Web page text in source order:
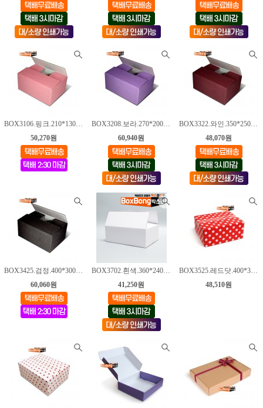
BOX3106.핑크.210*130*70mm [150매]
50,270원
BOX3208.보라.270*200*130mm [100매]
60,940원
BOX3322.와인.350*250*180mm [50매]
48,070원
60,060원
41,250원
48,510원